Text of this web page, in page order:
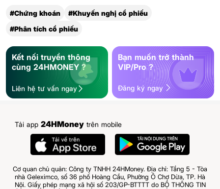
#Chứng khoán
#Khuyến nghị cổ phiếu
#Phân tích cổ phiếu
Kết nối truyền thông
cùng 24HMONEY ?
Liên hệ tư vấn ngay
Bạn muốn trở thành
VIP/Pro ?
Đăng ký ngay
Tải app 24HMoney trên mobile
Cơ quan chủ quản: Công ty TNHH 24HMoney. Địa chỉ: Tầng 5 - Tòa
nhà Geleximco, số 36 phố Hoàng Cầu, Phường Ô Chợ Dừa, TP. Hà
Nội. Giấy phép mạng xã hội số 203/GP-BTTTT do BỘ THÔNG TIN